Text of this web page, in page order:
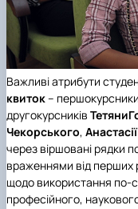
Важливі атрибути
квиток–
другокурсників Тетяни
Чекорського,
через віршовані рядки
враженнями від перших
щодо використання по-
професійного,